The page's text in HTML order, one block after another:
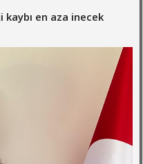
en aza inecek